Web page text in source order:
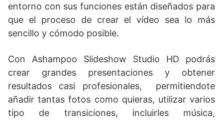
entorno con sus funciones están diseñados para
que el proceso de crear el vídeo sea lo más
sencillo y cómodo posible.
Con Ashampoo Slideshow Studio HD podrás
crear grandes presentaciones y obtener
resultados casi profesionales, permitiendote
añadir tantas fotos como quieras, utilizar varios
tipo de transiciones, incluirles música,